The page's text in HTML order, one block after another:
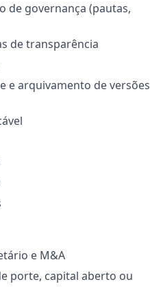
de governança (pautas,
de transparência
e arquivamento de versões
e M&A
porte, capital aberto ou